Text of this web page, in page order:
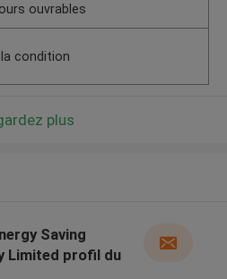
ouvrables
la condition
plus
Saving
Limited profil du